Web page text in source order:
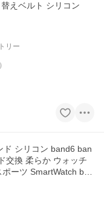
えベルト シリコン
リー
ban
交換 柔らか ウォッチ
ーツ SmartWatch ban